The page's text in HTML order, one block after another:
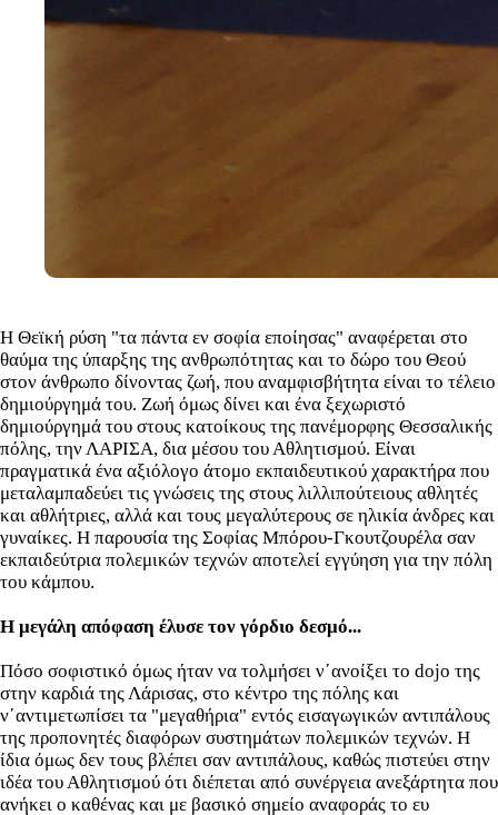
Η Θεϊκή ρύση "τα πάντα εν σοφία εποίησας" αναφέρεται στο
θαύμα της ύπαρξης της ανθρωπότητας και το δώρο του Θεού
στον άνθρωπο δίνοντας ζωή, που αναμφισβήτητα είναι το τέλειο
δημιούργημά του. Ζωή όμως δίνει και ένα ξεχωριστό
δημιούργημά του στους κατοίκους της πανέμορφης Θεσσαλικής
πόλης, την ΛΑΡΙΣΑ, δια μέσου του Αθλητισμού. Είναι
πραγματικά ένα αξιόλογο άτομο εκπαιδευτικού χαρακτήρα που
μεταλαμπαδεύει τις γνώσεις της στους λιλλιπούτειους αθλητές
και αθλήτριες, αλλά και τους μεγαλύτερους σε ηλικία άνδρες και
γυναίκες. Η παρουσία της Σοφίας Μπόρου-Γκουτζουρέλα σαν
εκπαιδεύτρια πολεμικών τεχνών αποτελεί εγγύηση για την πόλη
του κάμπου.
Η μεγάλη απόφαση έλυσε τον γόρδιο δεσμό...
Πόσο σοφιστικό όμως ήταν να τολμήσει ν΄ανοίξει το dojo της
στην καρδιά της Λάρισας, στο κέντρο της πόλης και
ν΄αντιμετωπίσει τα "μεγαθήρια" εντός εισαγωγικών αντιπάλους
της προπονητές διαφόρων συστημάτων πολεμικών τεχνών. Η
ίδια όμως δεν τους βλέπει σαν αντιπάλους, καθώς πιστεύει στην
ιδέα του Αθλητισμού ότι διέπεται από συνέργεια ανεξάρτητα που
ανήκει ο καθένας και με βασικό σημείο αναφοράς το ευ